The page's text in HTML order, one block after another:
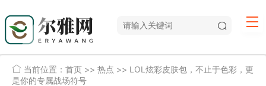
当前位置： 首页 >> 热点 >> LOL炫彩皮肤包，不止于色彩，更
是你的专属战场符号